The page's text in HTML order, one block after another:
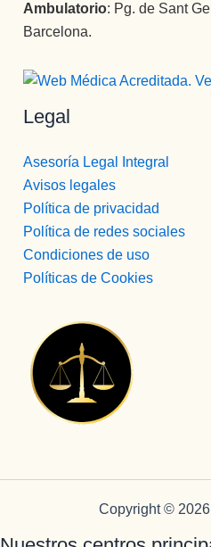
Ambulatorio: Pg. de Sant
Barcelona.
Legal
Asesoría Legal Integral
Avisos legales
Política de privacidad
Política de redes sociales
Condiciones de uso
Políticas de Cookies
Copyright ©